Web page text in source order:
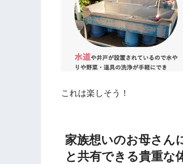
これは楽しそう！
家族想いのお母さん
と共有できる貴重な